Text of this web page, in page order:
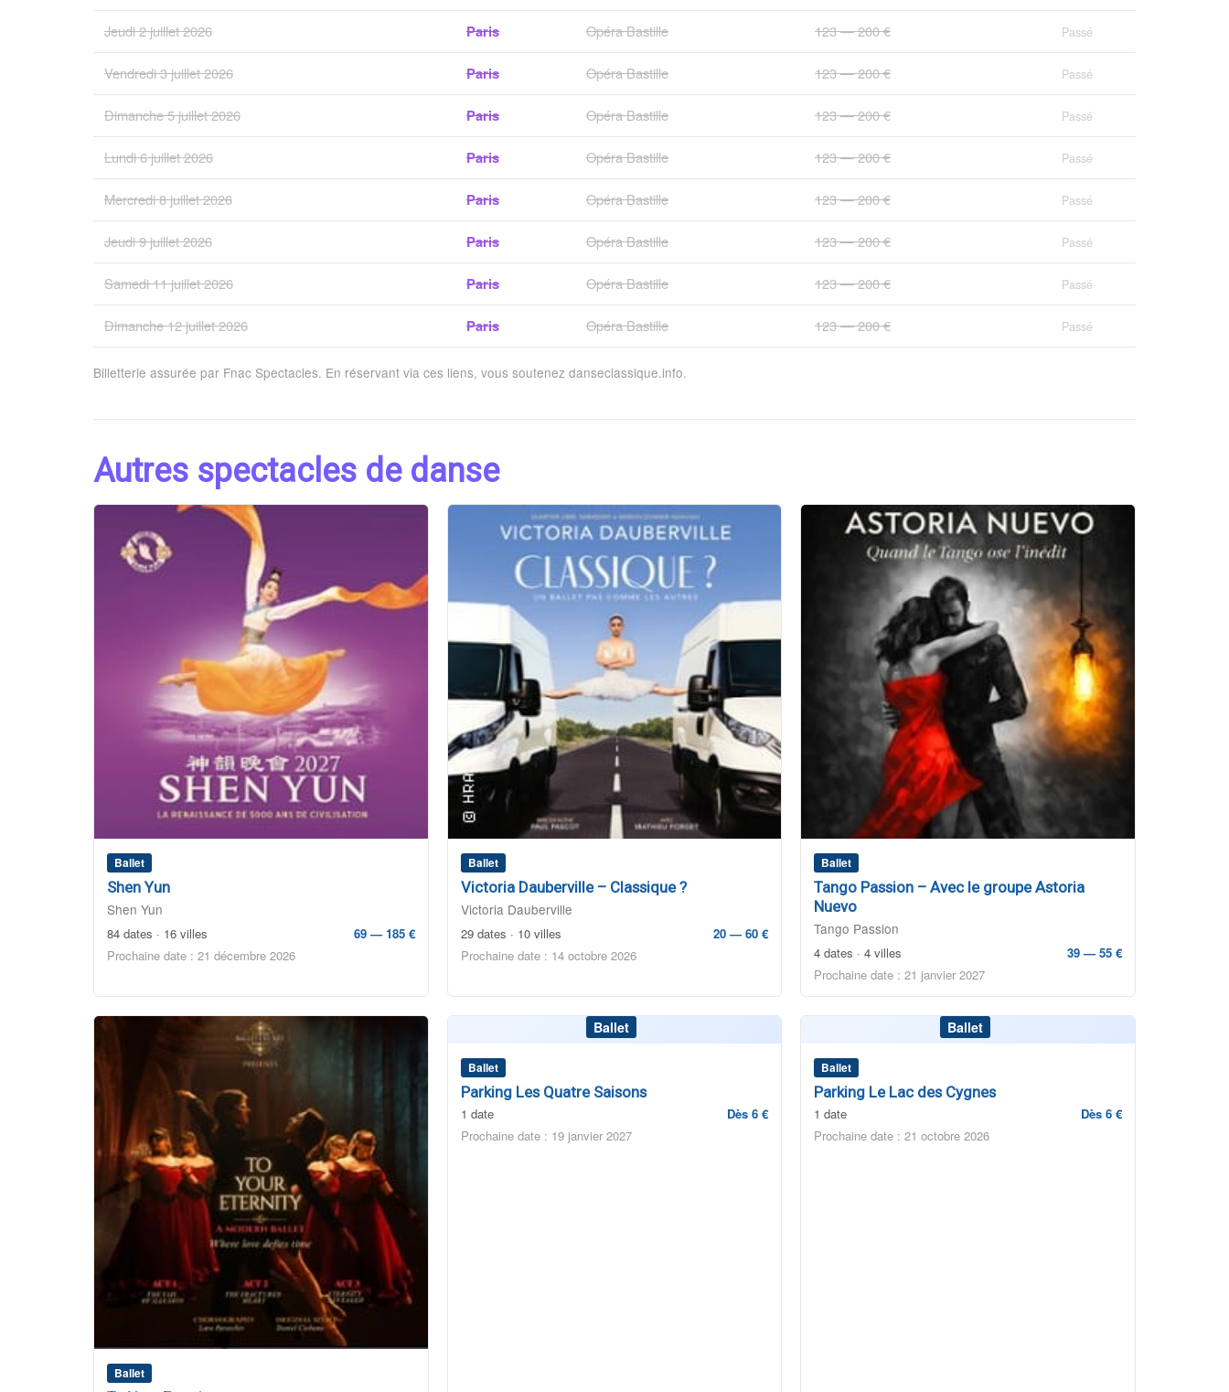
Jeudi 2 juillet 2026 Paris Opéra Bastille 123 — 200 € Passé
Vendredi 3 juillet 2026 Paris Opéra Bastille 123 — 200 € Passé
Dimanche 5 juillet 2026 Paris Opéra Bastille 123 — 200 € Passé
Lundi 6 juillet 2026 Paris Opéra Bastille 123 — 200 € Passé
Mercredi 8 juillet 2026 Paris Opéra Bastille 123 — 200 € Passé
Jeudi 9 juillet 2026 Paris Opéra Bastille 123 — 200 € Passé
Samedi 11 juillet 2026 Paris Opéra Bastille 123 — 200 € Passé
Dimanche 12 juillet 2026 Paris Opéra Bastille 123 — 200 € Passé
Billetterie assurée par Fnac Spectacles. En réservant via ces liens, vous soutenez danseclassique.info.
Autres spectacles de danse
Ballet
Shen Yun
Shen Yun
84 dates · 16 villes
69 — 185 €
Prochaine date : 21 décembre 2026
Ballet
Victoria Dauberville – Classique ?
Victoria Dauberville
29 dates · 10 villes
20 — 60 €
Prochaine date : 14 octobre 2026
Ballet
Tango Passion – Avec le groupe Astoria
Nuevo
Tango Passion
4 dates · 4 villes
39 — 55 €
Prochaine date : 21 janvier 2027
Ballet
Ballet
Ballet
Parking Les Quatre Saisons
1 date
Dès 6 €
Prochaine date : 19 janvier 2027
Ballet
Ballet
Parking Le Lac des Cygnes
1 date
Dès 6 €
Prochaine date : 21 octobre 2026